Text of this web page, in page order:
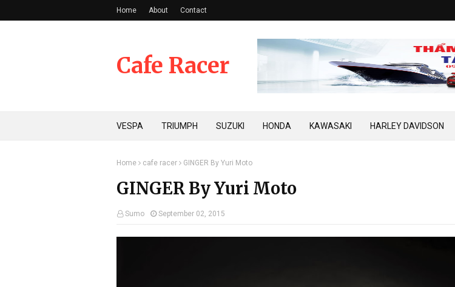
Home About Contact
Cafe Racer
VESPA TRIUMPH SUZUKI HONDA KAWASAKI HARLEY DAVIDSON
Home cafe racer GINGER By Yuri Moto
GINGER By Yuri Moto
Sumo September 02, 2015